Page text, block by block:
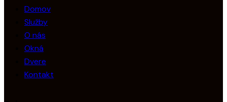
Domov
Služby
O nás
Okná
Dvere
Kontakt